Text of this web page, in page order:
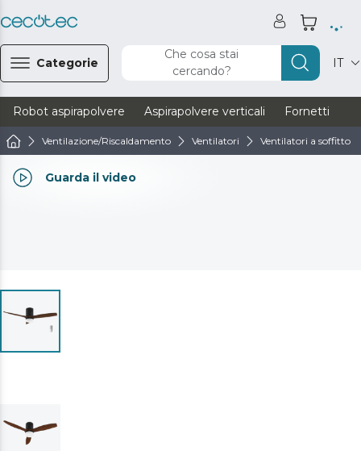
Categorie
Che cosa stai
cercando?
IT
Robot aspirapolvere Aspirapolvere verticali Fornetti
Ventilazione/Riscaldamento Ventilatori Ventilatori a soffitto
Guarda il video